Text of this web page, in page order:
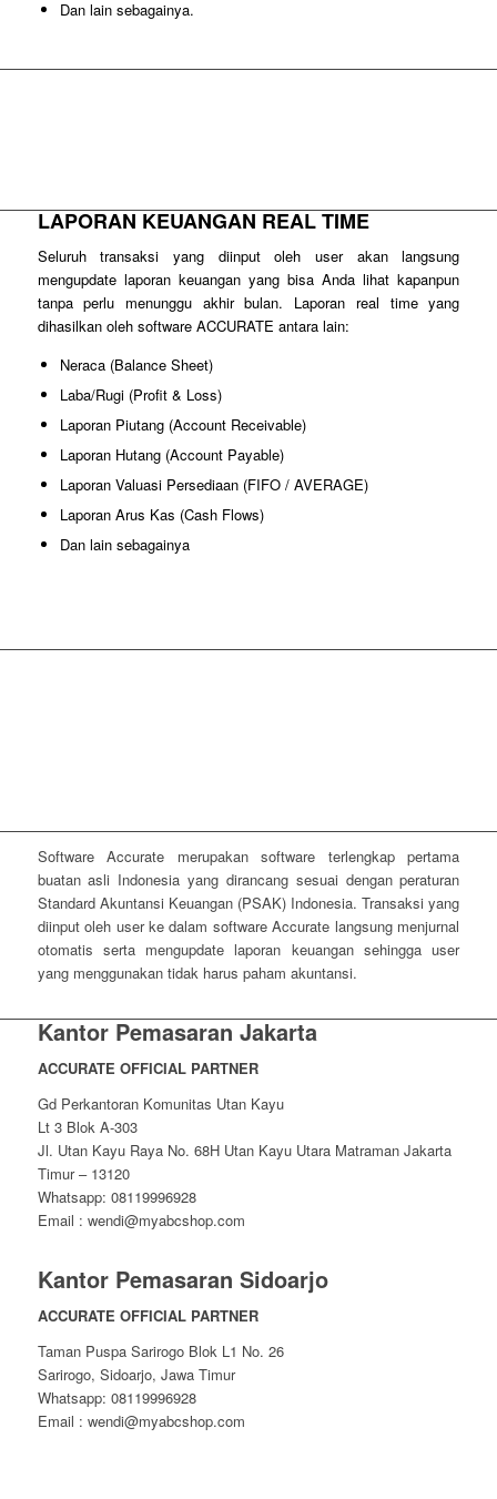
Dan lain sebagainya.
LAPORAN KEUANGAN REAL TIME
Seluruh transaksi yang diinput oleh user akan langsung
mengupdate laporan keuangan yang bisa Anda lihat kapanpun
tanpa perlu menunggu akhir bulan. Laporan real time yang
dihasilkan oleh software ACCURATE antara lain:
Neraca (Balance Sheet)
Laba/Rugi (Profit & Loss)
Laporan Piutang (Account Receivable)
Laporan Hutang (Account Payable)
Laporan Valuasi Persediaan (FIFO / AVERAGE)
Laporan Arus Kas (Cash Flows)
Dan lain sebagainya
Software Accurate merupakan software terlengkap pertama
buatan asli Indonesia yang dirancang sesuai dengan peraturan
Standard Akuntansi Keuangan (PSAK) Indonesia. Transaksi yang
diinput oleh user ke dalam software Accurate langsung menjurnal
otomatis serta mengupdate laporan keuangan sehingga user
yang menggunakan tidak harus paham akuntansi.
Kantor Pemasaran Jakarta
ACCURATE OFFICIAL PARTNER
Gd Perkantoran Komunitas Utan Kayu
Lt 3 Blok A-303
Jl. Utan Kayu Raya No. 68H Utan Kayu Utara Matraman Jakarta
Timur – 13120
Whatsapp: 08119996928
Email : wendi@myabcshop.com
Kantor Pemasaran Sidoarjo
ACCURATE OFFICIAL PARTNER
Taman Puspa Sarirogo Blok L1 No. 26
Sarirogo, Sidoarjo, Jawa Timur
Whatsapp: 08119996928
Email : wendi@myabcshop.com